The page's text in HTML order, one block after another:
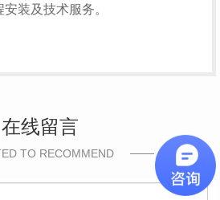
装及技术服务。
在线留言
TO RECOMMEND